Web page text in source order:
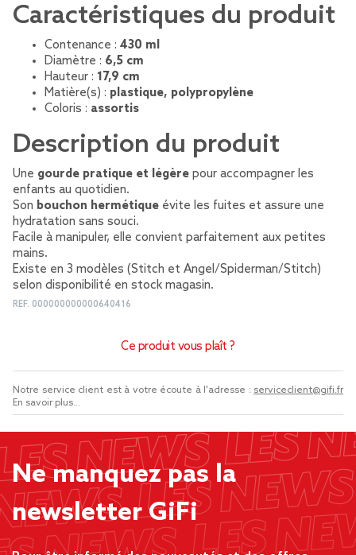
Caractéristiques du produit
Contenance : 430 ml
Diamètre : 6,5 cm
Hauteur : 17,9 cm
Matière(s) : plastique, polypropylène
Coloris : assortis
Description du produit
Une gourde pratique et légère pour accompagner les
enfants au quotidien.
Son bouchon hermétique évite les fuites et assure une
hydratation sans souci.
Facile à manipuler, elle convient parfaitement aux petites
mains.
Existe en 3 modèles (Stitch et Angel/Spiderman/Stitch)
selon disponibilité en stock magasin.
REF. 000000000000640416
Ce produit vous plaît ?
Notre service client est à votre écoute à l'adresse : serviceclient@gifi.fr
En savoir plus...
Ne manquez pas la
newsletter GiFi